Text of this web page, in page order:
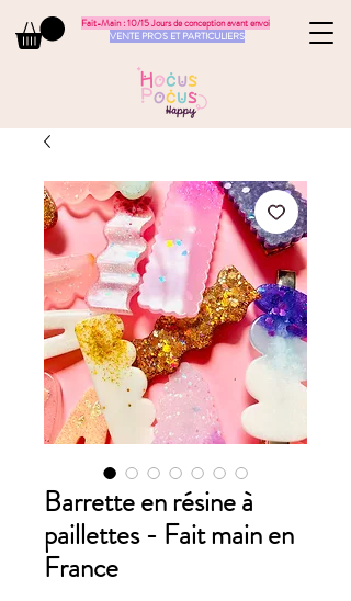
Fait-Main : 10/15 Jours de conception avant envoi
VENTE PROS ET PARTICULIERS
Barrette en résine à
paillettes - Fait main en
France